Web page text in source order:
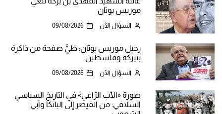
موريس بوتان
السؤال الآن 09/08/2026
رحيل موريس بوتان: طَيُّ صفحة من ذاكرة
بنبركة وفلسطين
السؤال الآن 09/08/2026
صورة «الأب الرَّاعي» في التاريخ السياسي
السلافي: من القيصر إلى الباتكا وأبي